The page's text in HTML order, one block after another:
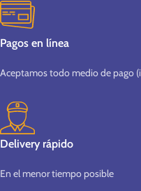
Pagos en línea
Aceptamos todo medio de pago
Delivery rápido
En el menor tiempo posible